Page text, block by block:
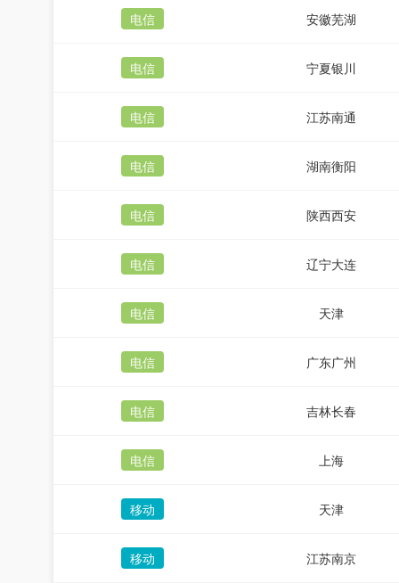
电信 安徽芜湖
电信 宁夏银川
电信 江苏南通
电信 湖南衡阳
电信 陕西西安
电信 辽宁大连
电信 天津
电信 广东广州
电信 吉林长春
电信 上海
移动 天津
移动 江苏南京